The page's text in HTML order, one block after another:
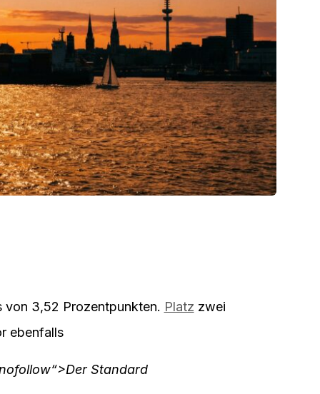
von 3,52 Prozentpunkten. Platz zwei
ebenfalls
Standard